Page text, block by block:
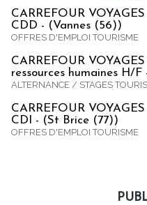
CARREFOUR
CDD - (Vannes (56))
OFFRES D'EMPLOI TOURISME
CARREFOUR
ressources humaines H/
ALTERNANCE / STAGES
CARREFOUR
CDI - (St Brice (77))
OFFRES D'EMPLOI TOURISME